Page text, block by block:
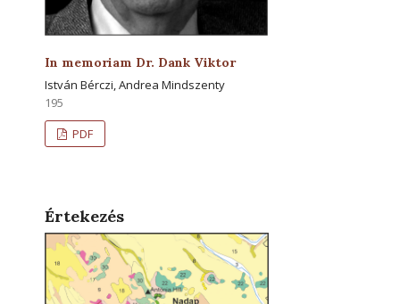
In memoriam Dr. Dank Viktor
István Bérczi, Andrea Mindszenty
195
PDF
Értekezés